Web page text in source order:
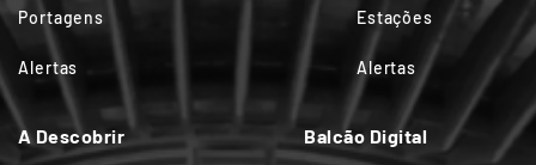
Portagens
Alertas
Estações
Alertas
A Descobrir Balcão Digital